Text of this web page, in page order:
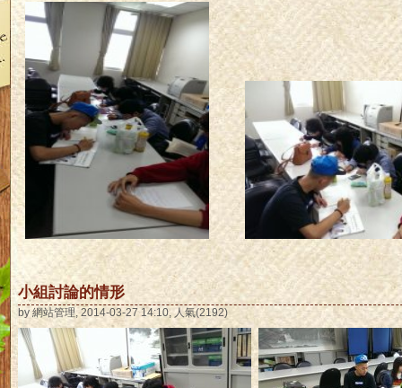
小組討論的情形
by 網站管理, 2014-03-27 14:10, 人氣(2192)